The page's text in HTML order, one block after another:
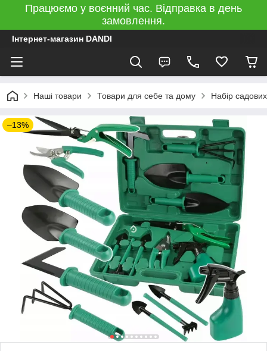
Працюємо у воєнний час. Відправка в день
замовлення.
Інтернет-магазин DANDI
Наші товари Товари для себе та дому Набір
–13%